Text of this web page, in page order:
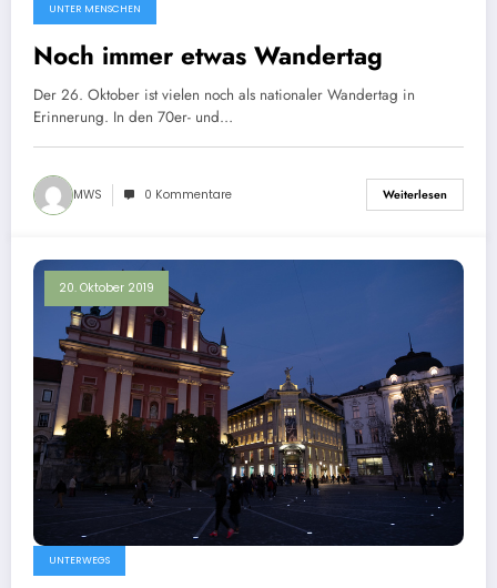
UNTER MENSCHEN
Noch immer etwas Wandertag
Der 26. Oktober ist vielen noch als nationaler Wandertag in
Erinnerung. In den 70er- und…
MWS 0 Kommentare Weiterlesen
20. Oktober 2019
UNTERWEGS